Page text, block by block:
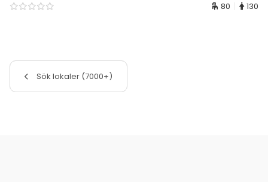
80 130
Sök lokaler (7000+)